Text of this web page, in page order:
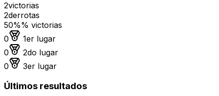
2victorias
2derrotas
50%% victorias
0
Medalla de oro
1er lugar
0
Medalla de plata
2do lugar
0
Medalla de bronce
3er lugar
Últimos resultados